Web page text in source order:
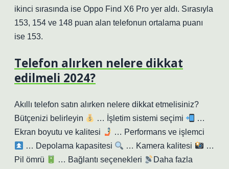
ikinci sırasında ise Oppo Find X6 Pro yer aldı. Sırasıyla
153, 154 ve 148 puan alan telefonun ortalama puanı
ise 153.
Telefon alırken nelere dikkat
edilmeli 2024?
Akıllı telefon satın alırken nelere dikkat etmelisiniz?
Bütçenizi belirleyin
… İşletim sistemi seçimi
…
Ekran boyutu ve kalitesi
… Performans ve işlemci
… Depolama kapasitesi
… Kamera kalitesi
…
Pil ömrü
… Bağlantı seçenekleri Daha fazla